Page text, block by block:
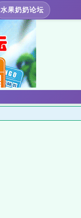
水果奶奶论坛